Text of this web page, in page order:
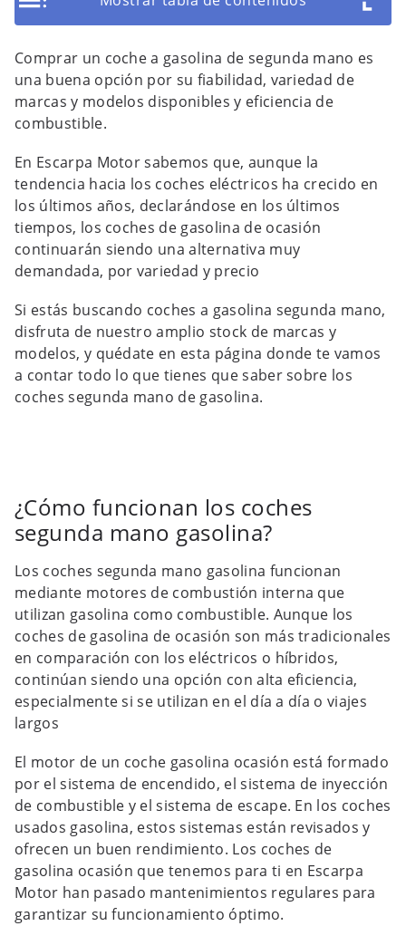
Comprar un coche a gasolina de segunda mano es
una buena opción por su fiabilidad, variedad de
marcas y modelos disponibles y eficiencia de
combustible.
En Escarpa Motor sabemos que, aunque la
tendencia hacia los coches eléctricos ha crecido en
los últimos años, declarándose en los últimos
tiempos, los coches de gasolina de ocasión
continuarán siendo una alternativa muy
demandada, por variedad y precio
Si estás buscando coches a gasolina segunda mano,
disfruta de nuestro amplio stock de marcas y
modelos, y quédate en esta página donde te vamos
a contar todo lo que tienes que saber sobre los
coches segunda mano de gasolina.
¿Cómo funcionan los coches
segunda mano gasolina?
Los coches segunda mano gasolina funcionan
mediante motores de combustión interna que
utilizan gasolina como combustible. Aunque los
coches de gasolina de ocasión son más tradicionales
en comparación con los eléctricos o híbridos,
continúan siendo una opción con alta eficiencia,
especialmente si se utilizan en el día a día o viajes
largos
El motor de un coche gasolina ocasión está formado
por el sistema de encendido, el sistema de inyección
de combustible y el sistema de escape. En los coches
usados gasolina, estos sistemas están revisados y
ofrecen un buen rendimiento. Los coches de
gasolina ocasión que tenemos para ti en Escarpa
Motor han pasado mantenimientos regulares para
garantizar su funcionamiento óptimo.